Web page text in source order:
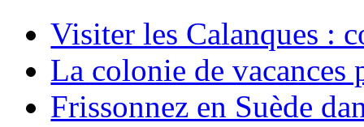
Visiter les Calanques :
La colonie de vacances
Frissonnez en Suède